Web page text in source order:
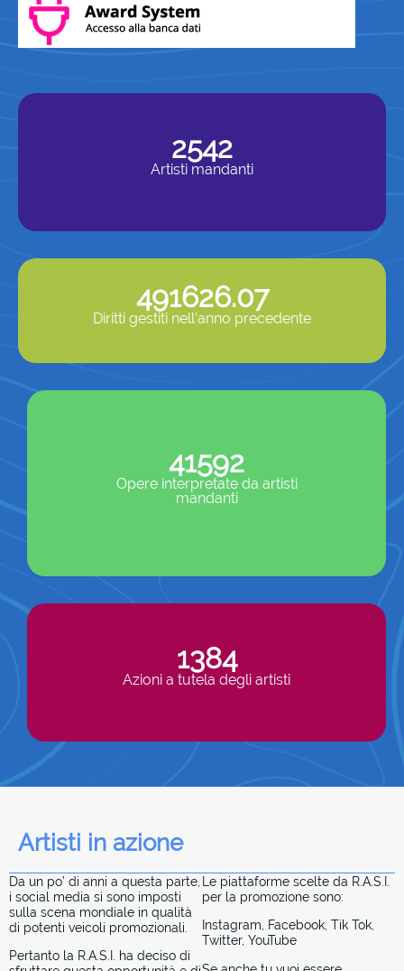
2542
Artisti mandanti
491626.07
Diritti gestiti nell’anno precedente
41592
Opere interpretate da artisti
mandanti
1384
Azioni a tutela degli artisti
Artisti in azione
Da un po’ di anni a questa parte,
i social media si sono imposti
sulla scena mondiale in qualità
di potenti veicoli promozionali.
Pertanto la R.A.S.I. ha deciso di
Le piattaforme scelte da R.A.S.I.
per la promozione sono:
Instagram, Facebook, Tik Tok,
Twitter, YouTube